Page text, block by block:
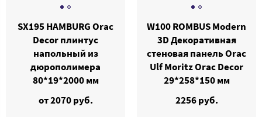
SX195 HAMBURG Orac
Decor плинтус
напольный из
дюрополимера
80*19*2000 мм
от 2070 руб.
W100 ROMBUS Modern
3D Декоративная
стеновая панель Orac
Ulf Moritz Orac Decor
29*258*150 мм
2256 руб.